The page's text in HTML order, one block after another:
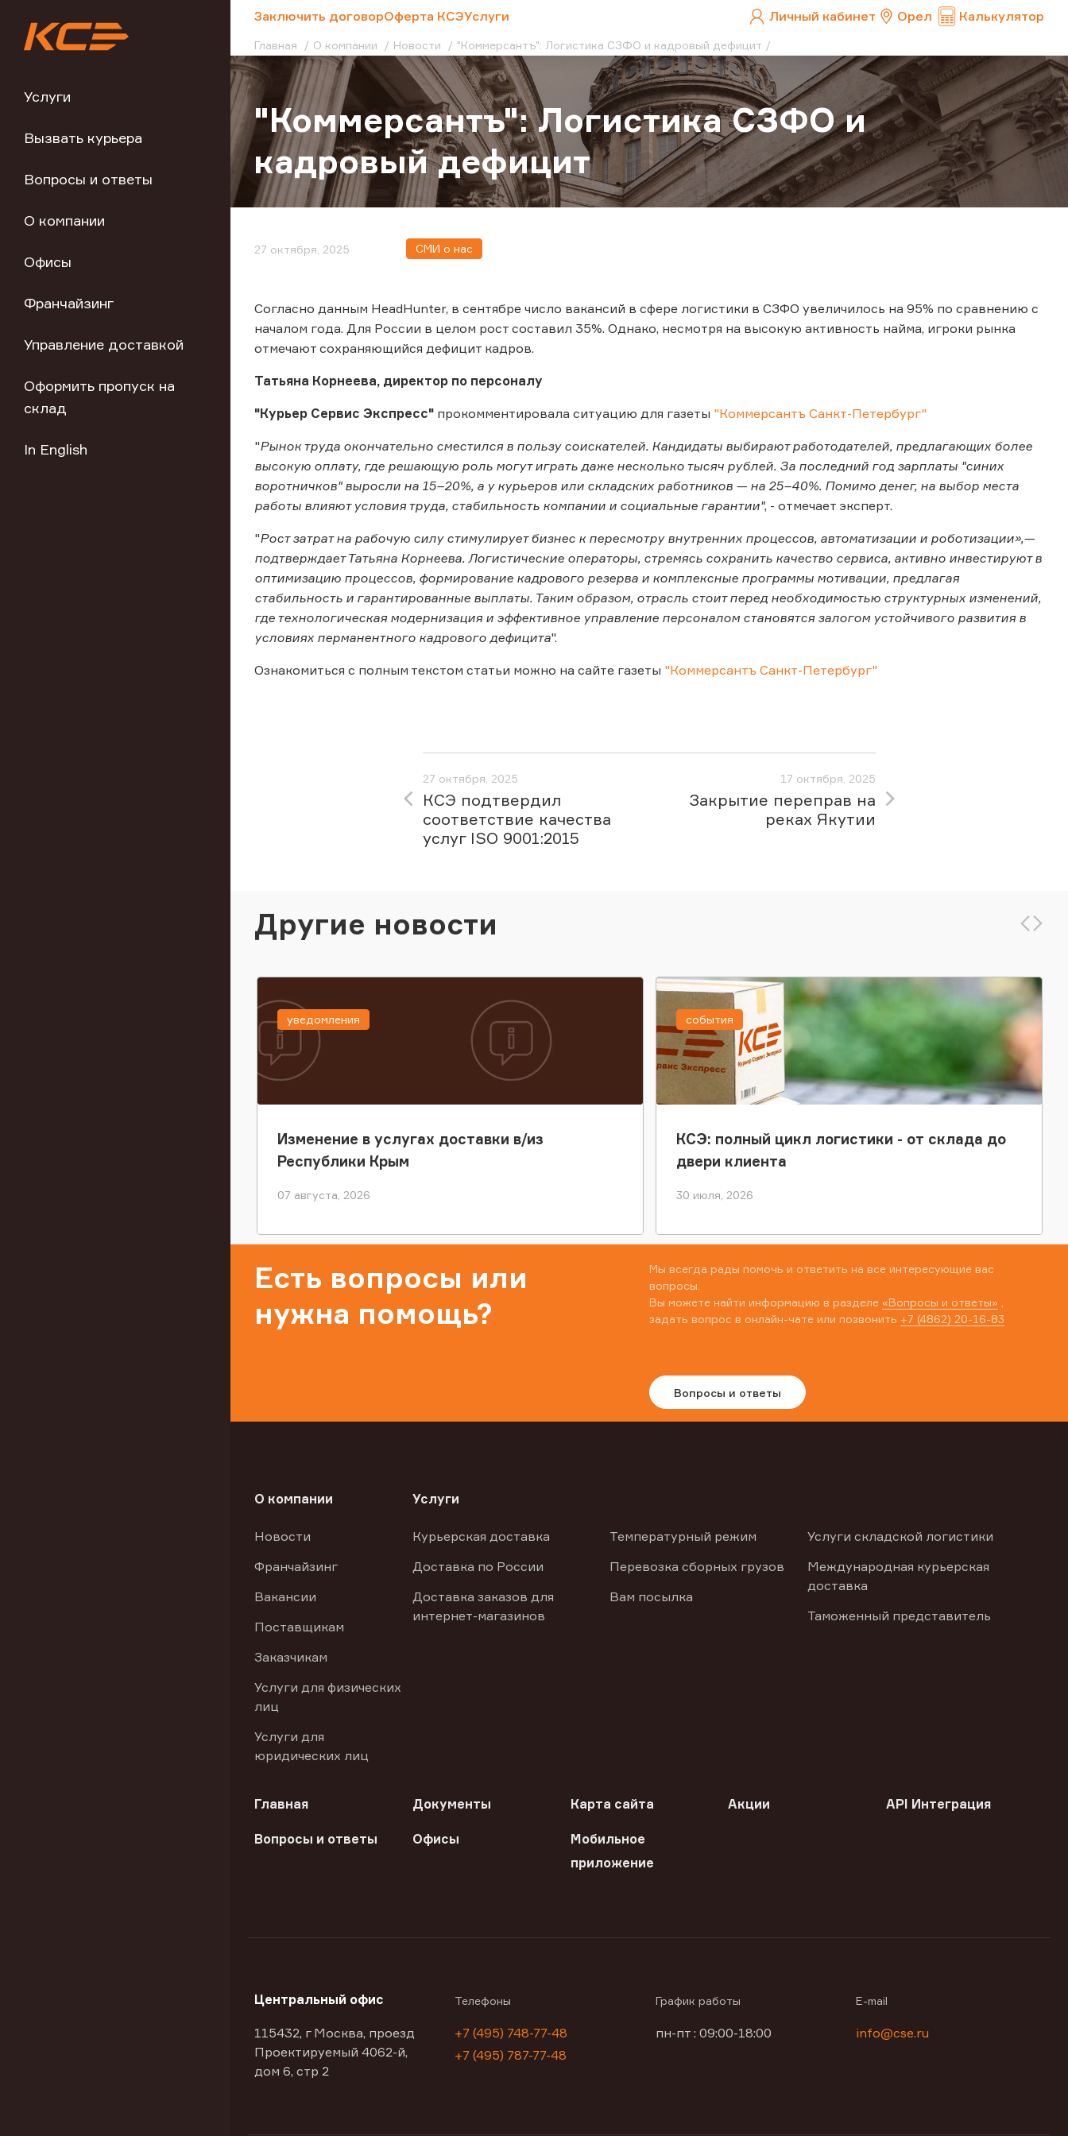
Услуги
Вызвать курьера
Вопросы и ответы
О компании
Офисы
Франчайзинг
Управление доставкой
Оформить пропуск на
склад
In English
Заключить договорОферта КСЭУслуги Личный кабинет Орел Калькулятор
Главная О компании Новости "Коммерсантъ": Логистика СЗФО и кадровый дефицит
"Коммерсантъ": Логистика СЗФО и
кадровый дефицит
27 октября, 2025 СМИ о нас
Согласно данным HeadHunter, в сентябре число вакансий в сфере логистики в СЗФО увеличилось на 95% по сравнению с
началом года. Для России в целом рост составил 35%. Однако, несмотря на высокую активность найма, игроки рынка
отмечают сохраняющийся дефицит кадров.
Татьяна Корнеева, директор по персоналу
"Курьер Сервис Экспресс" прокомментировала ситуацию для газеты "Коммерсантъ Санкт-Петербург"
"Рынок труда окончательно сместился в пользу соискателей. Кандидаты выбирают работодателей, предлагающих более
высокую оплату, где решающую роль могут играть даже несколько тысяч рублей. За последний год зарплаты "синих
воротничков" выросли на 15–20%, а у курьеров или складских работников — на 25–40%. Помимо денег, на выбор места
работы влияют условия труда, стабильность компании и социальные гарантии", - отмечает эксперт.
"Рост затрат на рабочую силу стимулирует бизнес к пересмотру внутренних процессов, автоматизации и роботизации»,—
подтверждает Татьяна Корнеева. Логистические операторы, стремясь сохранить качество сервиса, активно инвестируют в
оптимизацию процессов, формирование кадрового резерва и комплексные программы мотивации, предлагая
стабильность и гарантированные выплаты. Таким образом, отрасль стоит перед необходимостью структурных изменений,
где технологическая модернизация и эффективное управление персоналом становятся залогом устойчивого развития в
условиях перманентного кадрового дефицита".
Ознакомиться с полным текстом статьи можно на сайте газеты "Коммерсантъ Санкт-Петербург"
27 октября, 2025
КСЭ подтвердил
соответствие качества
услуг ISO 9001:2015
17 октября, 2025
Закрытие переправ на
реках Якутии
Другие новости
Изменение в услугах доставки в/из
Республики Крым
07 августа, 2026
уведомления
КСЭ: полный цикл логистики - от склада до
двери клиента
30 июля, 2026
события
Есть вопросы или
нужна помощь?
Мы всегда рады помочь и ответить на все интересующие вас
вопросы.
Вы можете найти информацию в разделе «Вопросы и ответы»
задать вопрос в онлайн-чате или позвонить +7 (4862) 20-16-83
Вопросы и ответы
О компании
Новости
Франчайзинг
Вакансии
Поставщикам
Заказчикам
Услуги для физических
лиц
Услуги для
юридических лиц
Услуги
Курьерская доставка
Доставка по России
Доставка заказов для
интернет-магазинов
Температурный режим
Перевозка сборных грузов
Вам посылка
Услуги складской логистики
Международная курьерская
доставка
Таможенный представитель
Главная Документы Карта сайта Акции API Интеграция
Вопросы и ответы Офисы
Мобильное
приложение
Центральный офис
115432, г Москва, проезд
Проектируемый 4062-й,
дом 6, стр 2
Телефоны
+7 (495) 748-77-48
+7 (495) 787-77-48
График работы
пн-пт : 09:00-18:00
E-mail
info@cse.ru